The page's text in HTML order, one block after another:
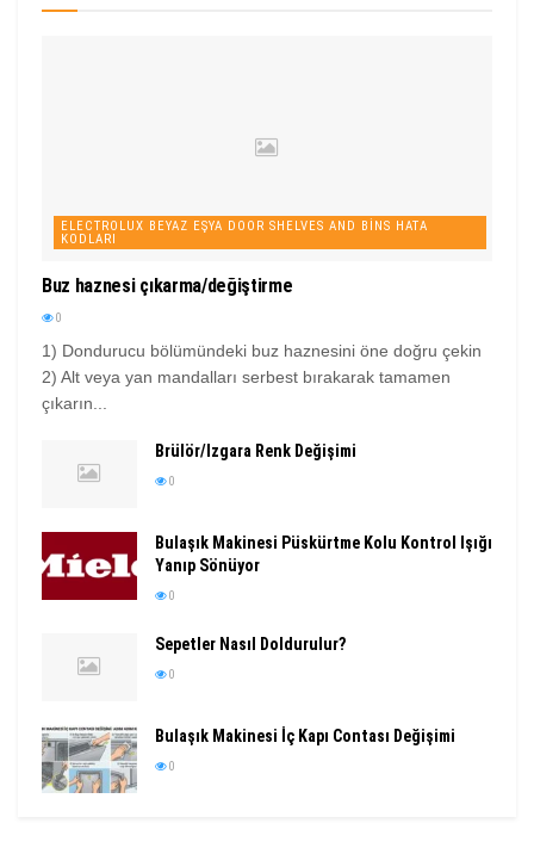
ELECTROLUX BEYAZ EŞYA DOOR SHELVES AND BINS HATA
KODLARI
Buz haznesi çıkarma/değiştirme
0
1) Dondurucu bölümündeki buz haznesini öne doğru çekin
2) Alt veya yan mandalları serbest bırakarak tamamen
çıkarın...
Brülör/Izgara Renk Değişimi
0
Bulaşık Makinesi Püskürtme Kolu Kontrol Işığı
Yanıp Sönüyor
0
Sepetler Nasıl Doldurulur?
0
Bulaşık Makinesi İç Kapı Contası Değişimi
0